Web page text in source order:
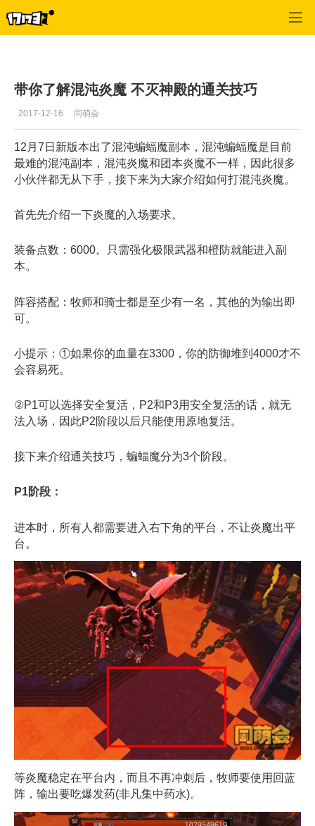
带你了解混沌炎魔 不灭神殿的通关技巧
2017-12-16 同萌会
12月7日新版本出了混沌蝙蝠魔副本，混沌蝙蝠魔是目前
最难的混沌副本，混沌炎魔和团本炎魔不一样，因此很多
小伙伴都无从下手，接下来为大家介绍如何打混沌炎魔。
首先先介绍一下炎魔的入场要求。
装备点数：6000。只需强化极限武器和橙防就能进入副
本。
阵容搭配：牧师和骑士都是至少有一名，其他的为输出即
可。
小提示：①如果你的血量在3300，你的防御堆到4000才不
会容易死。
②P1可以选择安全复活，P2和P3用安全复活的话，就无
法入场，因此P2阶段以后只能使用原地复活。
接下来介绍通关技巧，蝙蝠魔分为3个阶段。
P1阶段：
进本时，所有人都需要进入右下角的平台，不让炎魔出平
台。
等炎魔稳定在平台内，而且不再冲刺后，牧师要使用回蓝
阵，输出要吃爆发药(非凡集中药水)。